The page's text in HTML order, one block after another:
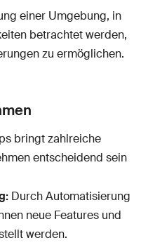
einer Umgebung, in
betrachtet werden,
zu ermöglichen.
bringt zahlreiche
entscheidend sein
Durch Automatisierung
neue Features und
werden.